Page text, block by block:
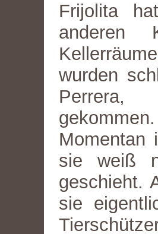
Frijolita
anderen
wurden
Perrera,
gekommen.
Momentan
sie weiß
geschieht.
sie